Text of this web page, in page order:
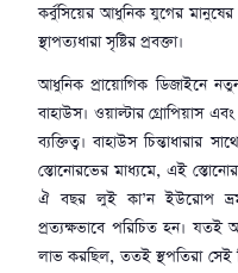
কর্বুসিয়ের আধুনিক যুগের মানুষের
স্থাপত্যধারা সৃষ্টির প্রবক্তা।
আধুনিক প্রায়োগিক ডিজাইনে নতুন
বাহাউস। ওয়াল্টার গ্রোপিয়াস
ব্যক্তিত্ব। বাহাউস
স্তোনোরভের মাধ্যমে, এই
ঐ বছর লুই কা’ন ইউরোপ
প্রত্যক্ষভাবে পরিচিত হন। যতই
লাভ করছিল, ততই স্থপতিরা